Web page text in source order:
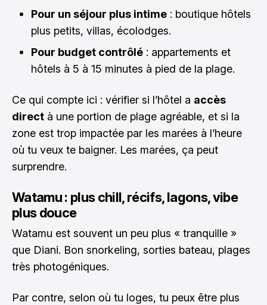
Pour un séjour plus intime : boutique hôtels
plus petits, villas, écolodges.
Pour budget contrôlé : appartements et
hôtels à 5 à 15 minutes à pied de la plage.
Ce qui compte ici : vérifier si l’hôtel a accès
direct à une portion de plage agréable, et si la
zone est trop impactée par les marées à l’heure
où tu veux te baigner. Les marées, ça peut
surprendre.
Watamu : plus chill, récifs, lagons, vibe
plus douce
Watamu est souvent un peu plus « tranquille »
que Diani. Bon snorkeling, sorties bateau, plages
très photogéniques.
Par contre, selon où tu loges, tu peux être plus